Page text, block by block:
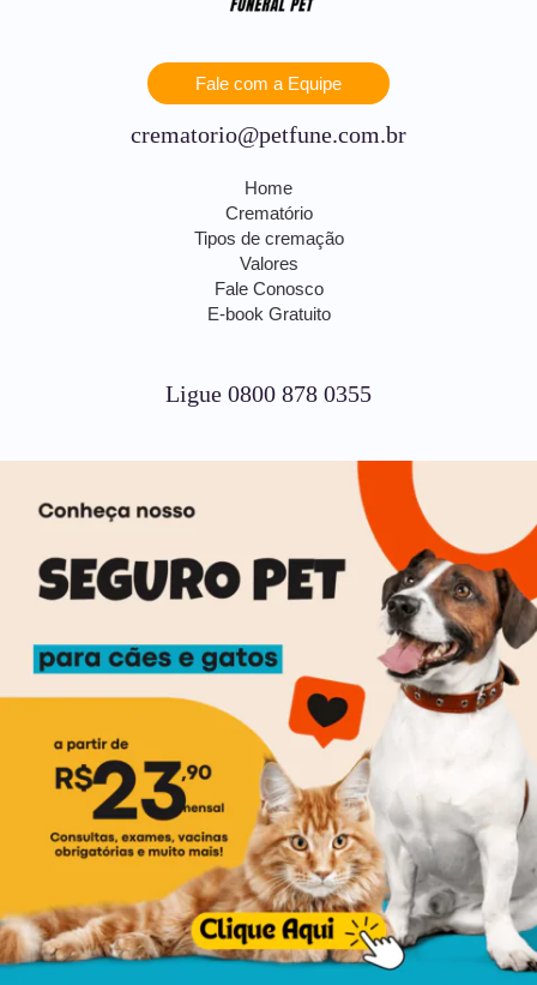
Fale com a Equipe
crematorio@petfune.com.br
Home
Crematório
Tipos de cremação
Valores
Fale Conosco
E-book Gratuito
Ligue 0800 878 0355